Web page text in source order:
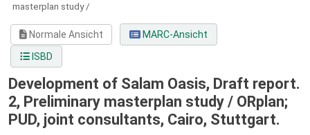
masterplan study /
Normale Ansicht
MARC-Ansicht
ISBD
Development of Salam Oasis, Draft report.
2, Preliminary masterplan study / ORplan;
PUD, joint consultants, Cairo, Stuttgart.